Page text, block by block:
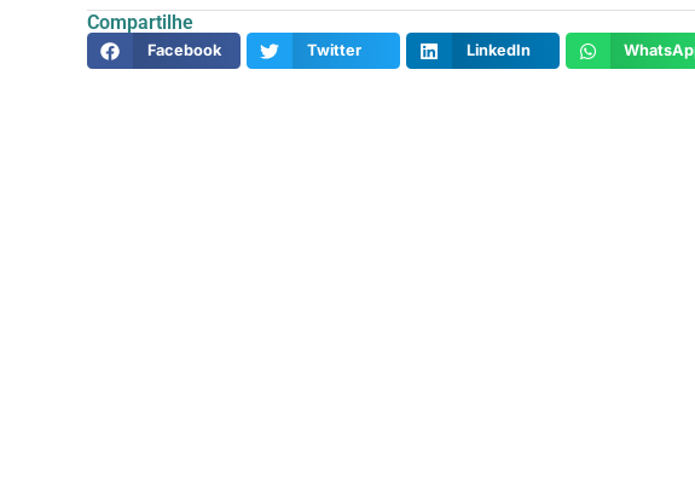
Compartilhe
Facebook Twitter LinkedIn